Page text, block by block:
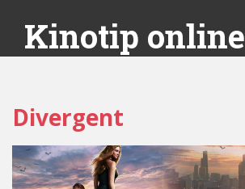
Kinotip online
Divergent